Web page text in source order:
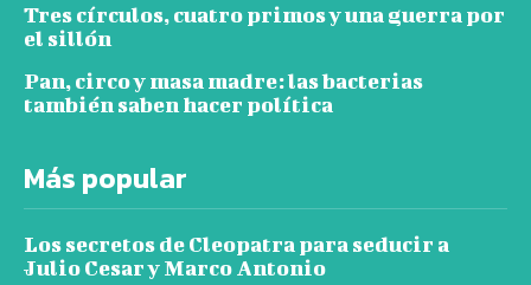
Tres círculos, cuatro primos y una guerra por
el sillón
Pan, circo y masa madre: las bacterias
también saben hacer política
Más popular
Los secretos de Cleopatra para seducir a
Julio Cesar y Marco Antonio